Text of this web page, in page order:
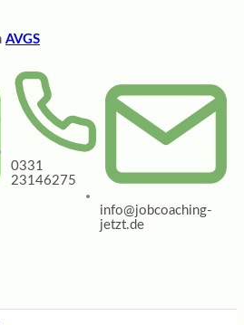
AVGS
0331
23146275
info@jobcoaching-
jetzt.de